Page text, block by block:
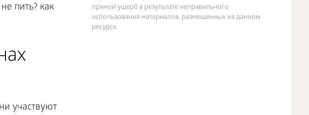
прямой ущерб в результате неправильного
использования материалов, размещенных на данном
ресурсе.
пить? как
участвуют